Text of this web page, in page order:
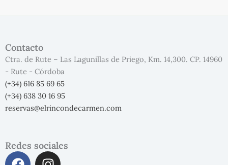
Contacto
Ctra. de Rute – Las Lagunillas de Priego, Km. 14,300. CP. 14960
- Rute - Córdoba
(+34) 616 85 69 65
(+34) 638 30 16 95
reservas@elrincondecarmen.com
Redes sociales
F I